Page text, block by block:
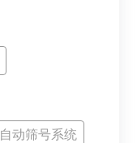
自动筛号系统